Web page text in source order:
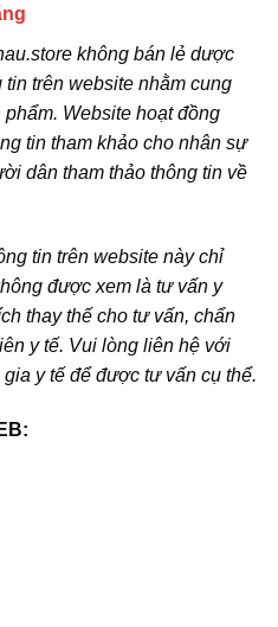
không bán lẻ dược
trên website nhằm cung
Website hoạt đồng
tin tham khảo cho nhân sự
dân tham thảo thông tin về
tin trên website này chỉ
được xem là tư vấn y
thay thế cho tư vấn, chẩn
y tế. Vui lòng liên hệ với
y tế để được tư vấn cụ thể.